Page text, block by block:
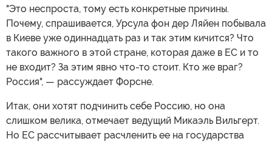
"Это неспроста, тому есть конкретные причины.
Почему, спрашивается, Урсула фон дер Ляйен побывала
в Киеве уже одиннадцать раз и так этим кичится? Что
такого важного в этой стране, которая даже в ЕС и то
не входит? За этим явно что-то стоит. Кто же враг?
Россия", — рассуждает Форсне.
Итак, они хотят подчинить себе Россию, но она
слишком велика, отмечает ведущий Микаэль Вильгерт.
Но ЕС рассчитывает расчленить ее на государства